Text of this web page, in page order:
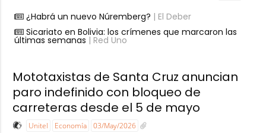
¿Habrá un nuevo Núremberg? | El Deber
Sicariato en Bolivia: los crímenes que marcaron las
últimas semanas | Red Uno
Mototaxistas de Santa Cruz anuncian
paro indefinido con bloqueo de
carreteras desde el 5 de mayo
Unitel Economía 03/May/2026